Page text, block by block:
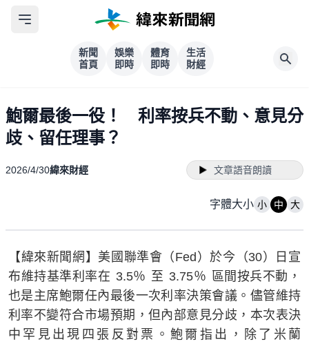
新聞
首頁
娛樂
即時
體育
即時
生活
財經
鮑爾最後一役！ 利率按兵不動、意見分
歧、留任理事？
2026/4/30緯來財經 文章語音朗讀
字體大小 小 中 大
【緯來新聞網】美國聯準會（Fed）於今（30）日宣
布維持基準利率在 3.5％ 至 3.75％ 區間按兵不動，
也是主席鮑爾任內最後一次利率決策會議。儘管維持
利率不變符合市場預期，但內部意見分歧，本次表決
中罕見出現四張反對票。鮑爾指出，除了米蘭